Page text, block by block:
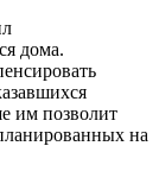
дома.
им позволит
на